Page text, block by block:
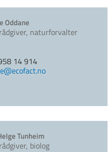
Oddane
naturforvalter
14 914
Tunheim
biolog